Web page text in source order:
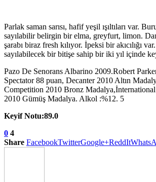
Parlak saman sarısı, hafif yeşil ışıltıları var.
sayılabilir belirgin bir elma, greyfurt, limon.
şarabı biraz fresh kılıyor. İpeksi bir akıcılığı
sayılabilecek bir bitişe sahip bir iki yıl içinde
Pazo De Senorans Albarino 2009.Robert
Spectator 88 puan, Decanter 2010 Altın
Competition 2010 Bronz
2010 Gümüş Madalya. Alkol :%12. 5
Keyif Notu:89.0
0 4
Share FacebookTwitterGoogle+ReddIt